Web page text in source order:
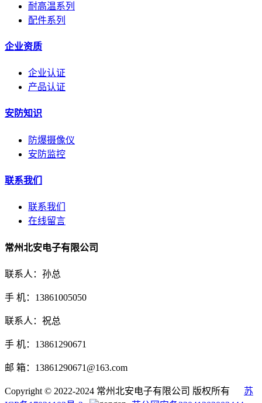
耐高温系列
配件系列
企业资质
企业认证
产品认证
安防知识
防爆摄像仪
安防监控
联系我们
联系我们
在线留言
常州北安电子有限公司
联系人：孙总
手 机：13861005050
联系人：祝总
手 机：13861290671
邮 箱：13861290671@163.com
Copyright © 2022-2024 常州北安电子有限公司 版权所有 苏